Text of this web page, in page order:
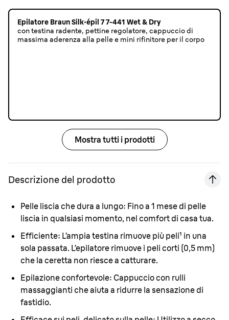
Epilatore Braun Silk·épil 7 7-441 Wet & Dry
con testina radente, pettine regolatore, cappuccio di
massima aderenza alla pelle e mini rifinitore per il corpo
Mostra tutti i prodotti
Descrizione del prodotto
Pelle liscia che dura a lungo: Fino a 1 mese di pelle
liscia in qualsiasi momento, nel comfort di casa tua.
Efficiente: L’ampia testina rimuove più peli¹ in una
sola passata. L’epilatore rimuove i peli corti (0,5 mm)
che la ceretta non riesce a catturare.
Epilazione confortevole: Cappuccio con rulli
massaggianti che aiuta a ridurre la sensazione di
fastidio.